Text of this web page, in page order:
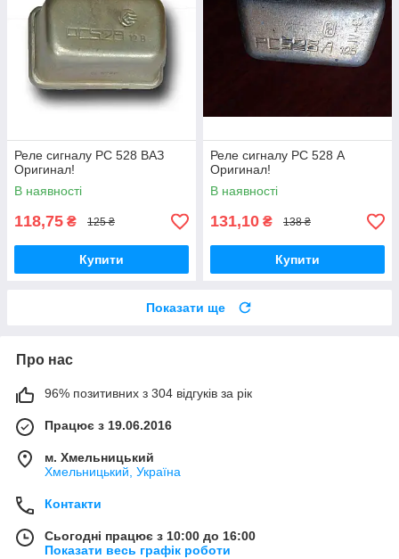
Реле сигналу РС 528 ВАЗ
Оригинал!
В наявності
118,75 ₴ 125 ₴
Купити
Реле сигналу РС 528 А
Оригинал!
В наявності
131,10 ₴ 138 ₴
Купити
Показати ще
Про нас
96% позитивних з 304 відгуків за рік
Працює з 19.06.2016
м. Хмельницький
Хмельницький, Україна
Контакти
Сьогодні працює з 10:00 до 16:00
Показати весь графік роботи